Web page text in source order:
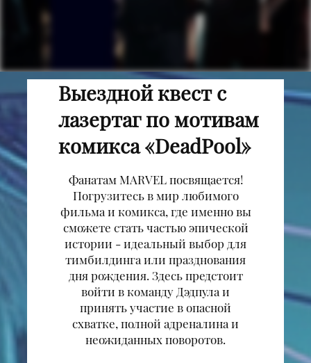
Выездной квест с
лазертаг по мотивам
комикса «DeadPool»
Фанатам MARVEL посвящается!
Погрузитесь в мир любимого
фильма и комикса, где именно вы
сможете стать частью эпической
истории - идеальный выбор для
тимбилдинга или празднования
дня рождения. Здесь предстоит
войти в команду Дэдпула и
принять участие в опасной
схватке, полной адреналина и
неожиданных поворотов.